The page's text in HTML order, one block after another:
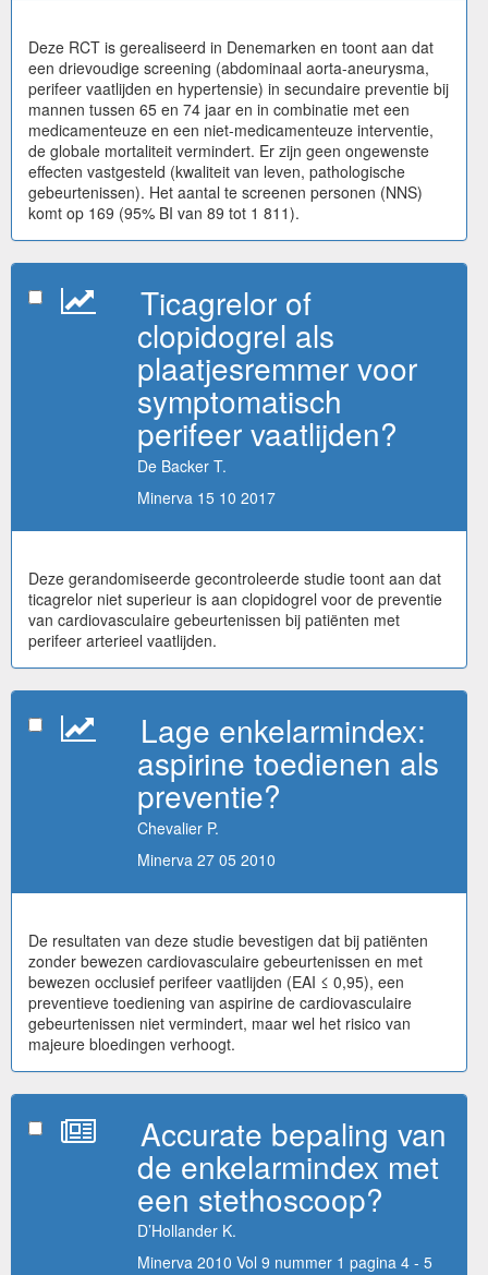
Deze RCT is gerealiseerd in Denemarken en toont aan dat
een drievoudige screening (abdominaal aorta-aneurysma,
perifeer vaatlijden en hypertensie) in secundaire preventie bij
mannen tussen 65 en 74 jaar en in combinatie met een
medicamenteuze en een niet-medicamenteuze interventie,
de globale mortaliteit vermindert. Er zijn geen ongewenste
effecten vastgesteld (kwaliteit van leven, pathologische
gebeurtenissen). Het aantal te screenen personen (NNS)
komt op 169 (95% BI van 89 tot 1 811).
Ticagrelor of
clopidogrel als
plaatjesremmer voor
symptomatisch
perifeer vaatlijden?
De Backer T.
Minerva 15 10 2017
Deze gerandomiseerde gecontroleerde studie toont aan dat
ticagrelor niet superieur is aan clopidogrel voor de preventie
van cardiovasculaire gebeurtenissen bij patiënten met
perifeer arterieel vaatlijden.
Lage enkelarmindex:
aspirine toedienen als
preventie?
Chevalier P.
Minerva 27 05 2010
De resultaten van deze studie bevestigen dat bij patiënten
zonder bewezen cardiovasculaire gebeurtenissen en met
bewezen occlusief perifeer vaatlijden (EAI ≤ 0,95), een
preventieve toediening van aspirine de cardiovasculaire
gebeurtenissen niet vermindert, maar wel het risico van
majeure bloedingen verhoogt.
Accurate bepaling van
de enkelarmindex met
een stethoscoop?
D’Hollander K.
Minerva 2010 Vol 9 nummer 1 pagina 4 - 5